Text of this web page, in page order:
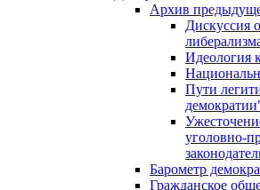
Архив
Дискуссия
Идеология
Пути
уголовно-
Барометр
Гражданское